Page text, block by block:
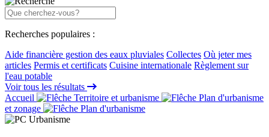
Recherches populaires :
Aide financière gestion des eaux pluviales Collectes Où jeter mes
articles Permis et certificats Cuisine internationale Règlement sur
l'eau potable
Voir tous les résultats
Accueil
Territoire et urbanisme
Plan d'urbanisme
et zonage
Plan d'urbanisme